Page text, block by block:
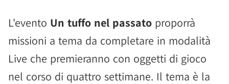
L'evento Un tuffo nel passato proporrà
missioni a tema da completare in modalità
Live che premieranno con oggetti di gioco
nel corso di quattro settimane. Il tema è la